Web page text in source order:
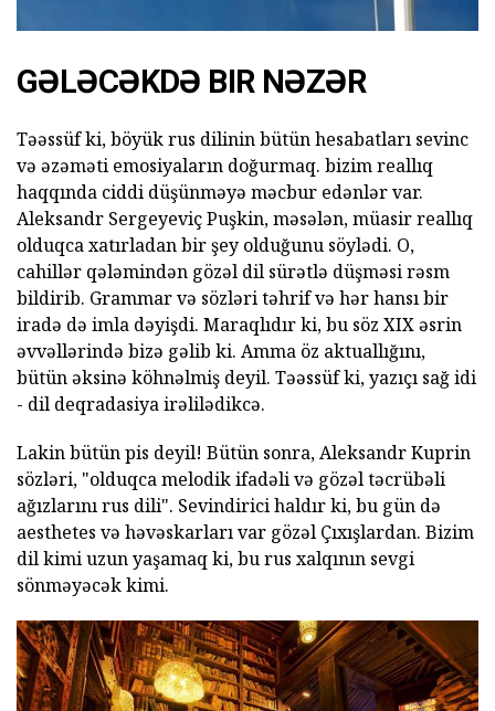
GƏLƏCƏKDƏ BIR NƏZƏR
Təəssüf ki, böyük rus dilinin bütün hesabatları sevinc
və əzəməti emosiyaların doğurmaq. bizim reallıq
haqqında ciddi düşünməyə məcbur edənlər var.
Aleksandr Sergeyeviç Puşkin, məsələn, müasir reallıq
olduqca xatırladan bir şey olduğunu söylədi. O,
cahillər qələmindən gözəl dil sürətlə düşməsi rəsm
bildirib. Grammar və sözləri təhrif və hər hansı bir
iradə də imla dəyişdi. Maraqlıdır ki, bu söz XIX əsrin
əvvəllərində bizə gəlib ki. Amma öz aktuallığını,
bütün əksinə köhnəlmiş deyil. Təəssüf ki, yazıçı sağ idi
- dil deqradasiya irəlilədikcə.
Lakin bütün pis deyil! Bütün sonra, Aleksandr Kuprin
sözləri, "olduqca melodik ifadəli və gözəl təcrübəli
ağızlarını rus dili". Sevindirici haldır ki, bu gün də
aesthetes və həvəskarları var gözəl Çıxışlardan. Bizim
dil kimi uzun yaşamaq ki, bu rus xalqının sevgi
sönməyəcək kimi.